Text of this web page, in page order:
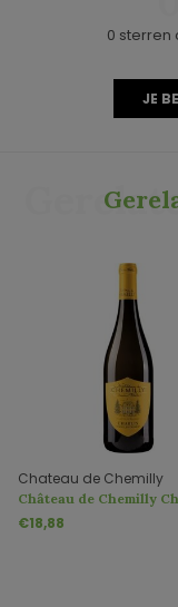
0 sterren
JE
Chateau de Chemilly
Château de Chemilly
Vieilles Vignes
€18,88